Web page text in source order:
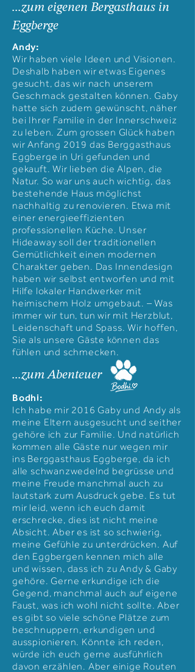
...zum eigenen Bergasthaus in
Eggberge
Andy:
Wir haben viele Ideen und Visionen.
Deshalb haben wir etwas Eigenes
gesucht, das wir nach unserem
Geschmack gestalten können. Gaby
hatte sich zudem gewünscht, näher
bei Ihrer Familie in der Innerschweiz
zu leben. Zum grossen Glück haben
wir Anfang 2019 das Berggasthaus
Eggberge in Uri gefunden und
gekauft. Wir lieben die Alpen, die
Natur. So war uns auch wichtig, das
bestehende Haus möglichst
nachhaltig zu renovieren. Etwa mit
einer energieeffizienten
professionellen Küche. Unser
Hideaway soll der traditionellen
Gemütlichkeit einen modernen
Charakter geben. Das Innendesign
haben wir selbst entworfen und mit
Hilfe lokaler Handwerker mit
heimischem Holz umgebaut. – Was
immer wir tun, tun wir mit Herzblut,
Leidenschaft und Spass. Wir hoffen,
Sie als unsere Gäste können das
fühlen und schmecken.
...zum Abenteuer
Bodhi:
Ich habe mir 2016 Gaby und Andy als
meine Eltern ausgesucht und seither
gehöre ich zur Familie. Und natürlich
kommen alle Gäste nur wegen mir
ins Berggasthaus Eggberge, da ich
alle schwanzwedelnd begrüsse und
meine Freude manchmal auch zu
lautstark zum Ausdruck gebe. Es tut
mir leid, wenn ich euch damit
erschrecke, dies ist nicht meine
Absicht. Aber es ist so schwierig,
meine Gefühle zu unterdrücken. Auf
den Eggbergen kennen mich alle
und wissen, dass ich zu Andy & Gaby
gehöre. Gerne erkundige ich die
Gegend, manchmal auch auf eigene
Faust, was ich wohl nicht sollte. Aber
es gibt so viele schöne Plätze zum
beschnuppern, erkundigen und
ausspionieren. Könnte ich reden,
würde ich euch gerne ausführlich
davon erzählen. Aber einige Routen